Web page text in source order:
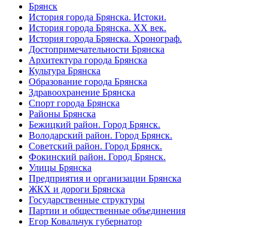
Брянск
История города Брянска. Истоки.
История города Брянска. XX век.
История города Брянска. Хронограф.
Достопримечательности Брянска
Архитектура города Брянска
Культура Брянска
Образование города Брянска
Здравоохранение Брянска
Спорт города Брянска
Районы Брянска
Бежицкий район. Город Брянск.
Володарский район. Город Брянск.
Советский район. Город Брянск.
Фокинский район. Город Брянск.
Улицы Брянска
Предприятия и организации Брянска
ЖКХ и дороги Брянска
Государственные структуры
Партии и общественные объединения
Егор Ковальчук губернатор